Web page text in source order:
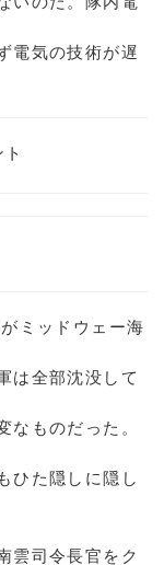
電気の技術が遅
ミッドウェー海
は全部沈没して
なものだった。
ひた隠しに隠し
雲司令長官をク